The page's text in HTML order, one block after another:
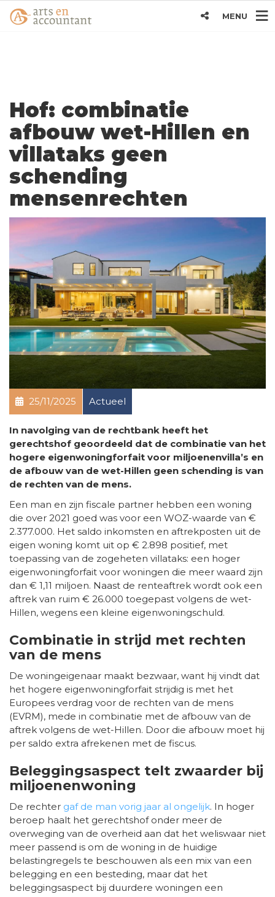
MENU
Hof: combinatie
afbouw wet-Hillen en
villataks geen
schending
mensenrechten
25/11/2025 Actueel
In navolging van de rechtbank heeft het
gerechtshof geoordeeld dat de combinatie van het
hogere eigenwoningforfait voor miljoenenvilla’s en
de afbouw van de wet-Hillen geen schending is van
de rechten van de mens.
Een man en zijn fiscale partner hebben een woning
die over 2021 goed was voor een WOZ-waarde van €
2.377.000. Het saldo inkomsten en aftrekposten uit de
eigen woning komt uit op € 2.898 positief, met
toepassing van de zogeheten villataks: een hoger
eigenwoningforfait voor woningen die meer waard zijn
dan € 1,11 miljoen. Naast de renteaftrek wordt ook een
aftrek van ruim € 26.000 toegepast volgens de wet-
Hillen, wegens een kleine eigenwoningschuld.
Combinatie in strijd met rechten
van de mens
De woningeigenaar maakt bezwaar, want hij vindt dat
het hogere eigenwoningforfait strijdig is met het
Europees verdrag voor de rechten van de mens
(EVRM), mede in combinatie met de afbouw van de
aftrek volgens de wet-Hillen. Door die afbouw moet hij
per saldo extra afrekenen met de fiscus.
Beleggingsaspect telt zwaarder bij
miljoenenwoning
De rechter gaf de man vorig jaar al ongelijk. In hoger
beroep haalt het gerechtshof onder meer de
overweging van de overheid aan dat het weliswaar niet
meer passend is om de woning in de huidige
belastingregels te beschouwen als een mix van een
belegging en een besteding, maar dat het
beleggingsaspect bij duurdere woningen een